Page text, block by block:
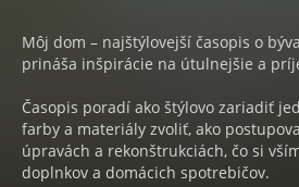
Môj dom – najštýlovejší časopis o
prináša inšpirácie na útulnejšie a
Časopis poradí ako štýlovo zariadiť
farby a materiály zvoliť, ako
úpravách a rekonštrukciách, čo si
doplnkov a domácich spotrebičov.